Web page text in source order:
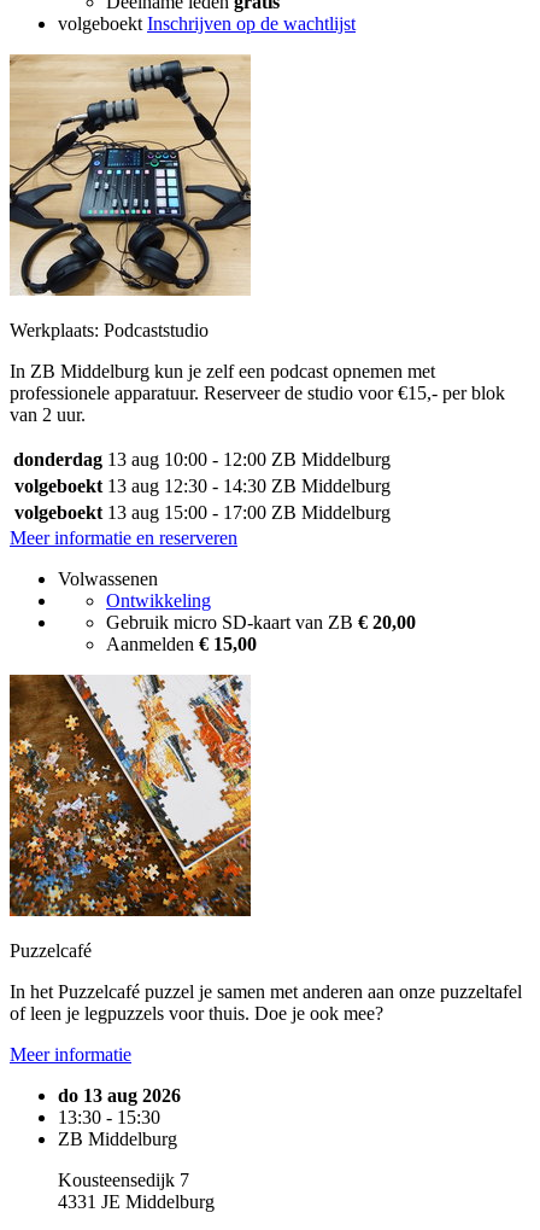
volgeboekt Inschrijven op de wachtlijst
Werkplaats: Podcaststudio
In ZB Middelburg kun je zelf een podcast opnemen met
professionele apparatuur. Reserveer de studio voor €15,- per blok
van 2 uur.
donderdag 13 aug 10:00 - 12:00 ZB Middelburg
volgeboekt 13 aug 12:30 - 14:30 ZB Middelburg
volgeboekt 13 aug 15:00 - 17:00 ZB Middelburg
Meer informatie en reserveren
Volwassenen
Ontwikkeling
Gebruik micro SD-kaart van ZB € 20,00
Aanmelden € 15,00
Puzzelcafé
In het Puzzelcafé puzzel je samen met anderen aan onze puzzeltafel
of leen je legpuzzels voor thuis. Doe je ook mee?
Meer informatie
do 13 aug 2026
13:30 - 15:30
ZB Middelburg
Kousteensedijk 7
4331 JE Middelburg